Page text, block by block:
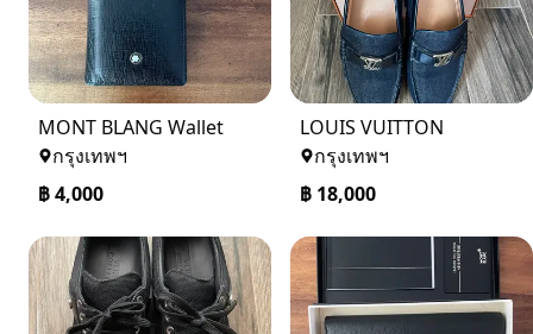
MONT BLANG Wallet
กรุงเทพฯ
฿4,000
LOUIS VUITTON
กรุงเทพฯ
฿ 18,000